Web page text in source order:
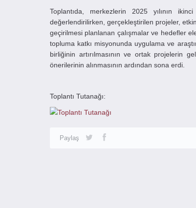
Toplantıda, merkezlerin 2025 yılının
değerlendirilirken, gerçekleştirilen projeler,
geçirilmesi planlanan çalışmalar ve hedefler
topluma katkı misyonunda uygulama ve
birliğinin artırılmasının ve ortak projelerin
önerilerinin alınmasının ardından sona erdi.
Toplantı Tutanağı:
Paylaş